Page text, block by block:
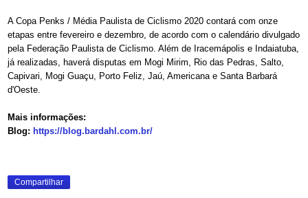
A Copa Penks / Média Paulista de Ciclismo 2020 contará com onze
etapas entre fevereiro e dezembro, de acordo com o calendário divulgado
pela Federação Paulista de Ciclismo. Além de Iracemápolis e Indaiatuba,
já realizadas, haverá disputas em Mogi Mirim, Rio das Pedras, Salto,
Capivari, Mogi Guaçu, Porto Feliz, Jaú, Americana e Santa Barbará
d'Oeste.
Mais informações:
Blog: https://blog.bardahl.com.br/
Compartilhar